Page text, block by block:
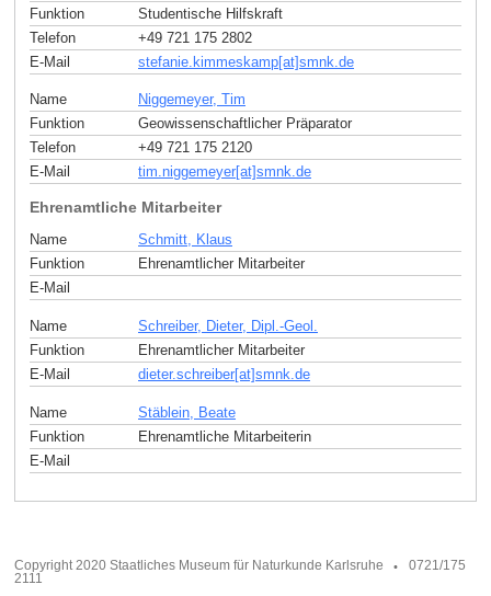
Funktion
Studentische Hilfskraft
Telefon
+49 721 175 2802
E-Mail
stefanie.kimmeskamp[at]smnk de
Name
Niggemeyer, Tim
Funktion
Geowissenschaftlicher Präparator
Telefon
+49 721 175 2120
E-Mail
tim.niggemeyer[at]smnk.de
Ehrenamtliche Mitarbeiter
Name
Schmitt, Klaus
Funktion
Ehrenamtlicher Mitarbeiter
E-Mail
Name
Schreiber, Dieter, Dipl.-Geol.
Funktion
Ehrenamtlicher Mitarbeiter
E-Mail
dieter.schreiber[at]smnk de
Name
Stäblein, Beate
Funktion
Ehrenamtliche Mitarbeiterin
E-Mail
Copyright 2020 Staatliches Museum für Naturkunde Karlsruhe
0721/175
2111